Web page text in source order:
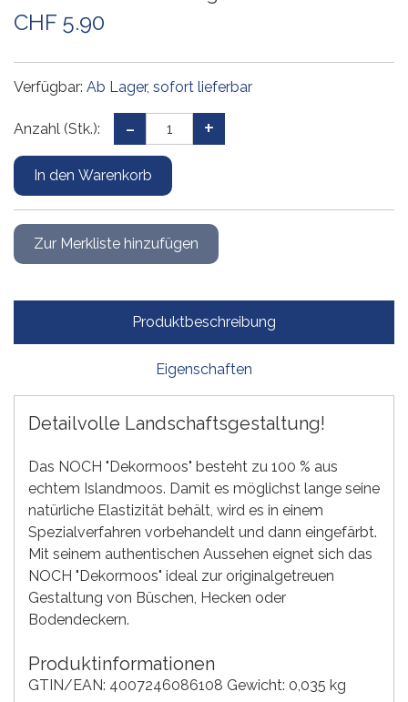
CHF 5.90
Verfügbar: Ab Lager, sofort lieferbar
Anzahl (Stk.):
Produktbeschreibung
Eigenschaften
Detailvolle Landschaftsgestaltung!
Das NOCH "Dekormoos" besteht zu 100 % aus
echtem Islandmoos. Damit es möglichst lange seine
natürliche Elastizität behält, wird es in einem
Spezialverfahren vorbehandelt und dann eingefärbt.
Mit seinem authentischen Aussehen eignet sich das
NOCH "Dekormoos" ideal zur originalgetreuen
Gestaltung von Büschen, Hecken oder
Bodendeckern.
Produktinformationen
GTIN/EAN: 4007246086108 Gewicht: 0,035 kg